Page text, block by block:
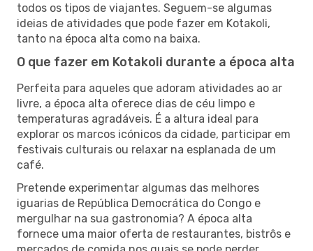
todos os tipos de viajantes. Seguem-se algumas
ideias de atividades que pode fazer em Kotakoli,
tanto na época alta como na baixa.
O que fazer em Kotakoli durante a época alta
Perfeita para aqueles que adoram atividades ao ar
livre, a época alta oferece dias de céu limpo e
temperaturas agradáveis. É a altura ideal para
explorar os marcos icónicos da cidade, participar em
festivais culturais ou relaxar na esplanada de um
café.
Pretende experimentar algumas das melhores
iguarias de República Democrática do Congo e
mergulhar na sua gastronomia? A época alta
fornece uma maior oferta de restaurantes, bistrôs e